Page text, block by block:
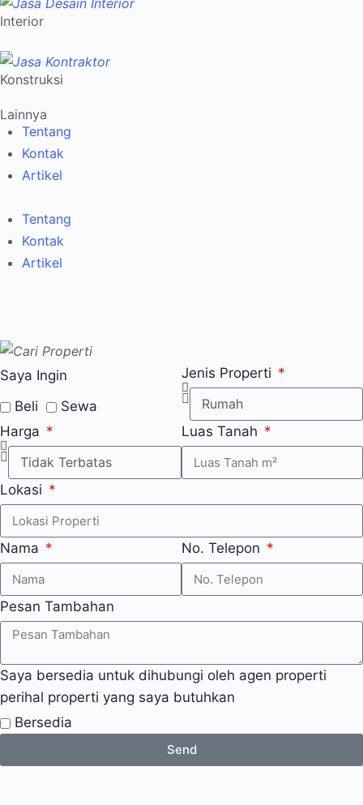
Interior
Konstruksi
Lainnya
Tentang
Kontak
Artikel
Tentang
Kontak
Artikel
Saya Ingin
Beli
Sewa
Jenis Properti
Harga Luas Tanah
Lokasi
Nama No. Telepon
Pesan Tambahan
Saya bersedia untuk dihubungi oleh agen properti
perihal properti yang saya butuhkan
Bersedia
Send